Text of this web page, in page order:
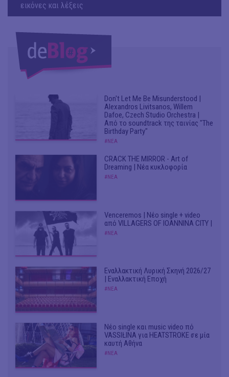
εικόνες και λέξεις
Don't Let Me Be Misunderstood |
Alexandros Livitsanos, Willem
Dafoe, Czech Studio Orchestra |
Από το soundtrack της ταινίας "The
Birthday Party"
#ΝΕΑ
CRACK THE MIRROR - Art of
Dreaming | Νέα κυκλοφορία
#ΝΕΑ
Venceremos | Νέο single + video
από VILLAGERS OF IOANNINA CITY |
#ΝΕΑ
Εναλλακτική Λυρική Σκηνή 2026/27
| Εναλλακτική Εποχή
#ΝΕΑ
Νέο single και music video πό
VASSIŁINA για HEATSTROKE σε μία
καυτή Αθήνα
#ΝΕΑ